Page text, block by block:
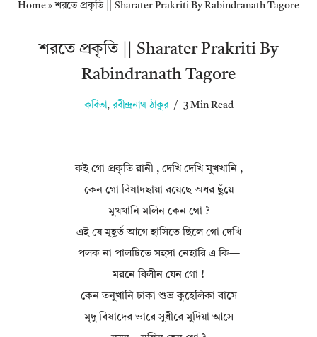
Home »শরতে প্রকৃতি || Sharater Prakriti By Rabindranath Tagore
শরতে প্রকৃতি || Sharater Prakriti By
Rabindranath Tagore
কবিতা, রবীন্দ্রনাথ ঠাকুর 3 Min Read
কই গো প্রকৃতি রানী , দেখি দেখি মুখখানি ,
কেন গো বিষাদছায়া রয়েছে অধর ছুঁয়ে
মুখখানি মলিন কেন গো ?
এই যে মুহূর্ত আগে হাসিতে ছিলে গো দেখি
পলক না পালটিতে সহসা নেহারি এ কি—
মরনে বিলীন যেন গো !
কেন তনুখানি ঢাকা শুভ্র কুহেলিকা বাসে
মৃদু বিষাদের ভারে সুধীরে মুদিয়া আসে